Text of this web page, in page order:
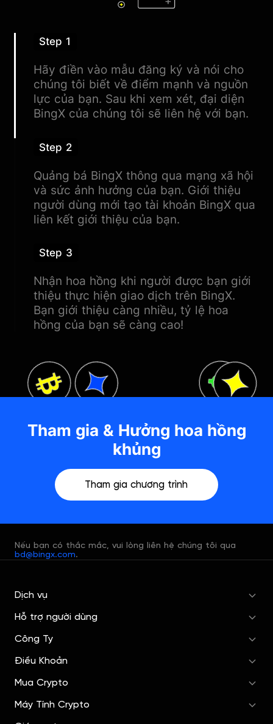
Step 1
Hãy điền vào mẫu đăng ký và nói cho
chúng tôi biết về điểm mạnh và nguồn
lực của bạn. Sau khi xem xét, đại diện
BingX của chúng tôi sẽ liên hệ với bạn.
Step 2
Quảng bá BingX thông qua mạng xã hội
và sức ảnh hưởng của bạn. Giới thiệu
người dùng mới tạo tài khoản BingX qua
liên kết giới thiệu của bạn.
Step 3
Nhận hoa hồng khi người được bạn giới
thiệu thực hiện giao dịch trên BingX.
Bạn giới thiệu càng nhiều, tỷ lệ hoa
hồng của bạn sẽ càng cao!
Tham gia & Hưởng hoa hồng
khủng
Tham gia chương trình
Nếu bạn có thắc mắc, vui lòng liên hệ chúng tôi qua
bd@bingx.com.
Dịch vụ
Hỗ trợ người dùng
Công Ty
Điều Khoản
Mua Crypto
Máy Tính Crypto